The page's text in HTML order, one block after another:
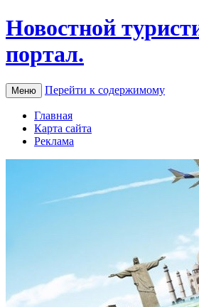
Новостной
портал.
Меню Перейти к содержимому
Главная
Карта сайта
Реклама